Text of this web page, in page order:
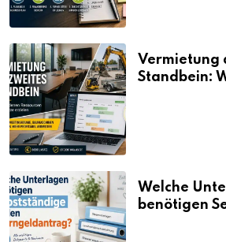
Vermietung
Standbein:
Welche
benötigen